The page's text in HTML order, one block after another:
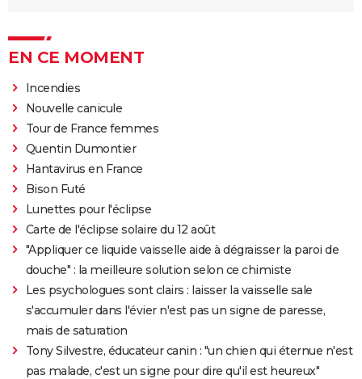
EN CE MOMENT
Incendies
Nouvelle canicule
Tour de France femmes
Quentin Dumontier
Hantavirus en France
Bison Futé
Lunettes pour l'éclipse
Carte de l'éclipse solaire du 12 août
"Appliquer ce liquide vaisselle aide à dégraisser la paroi de
douche" : la meilleure solution selon ce chimiste
Les psychologues sont clairs : laisser la vaisselle sale
s'accumuler dans l'évier n'est pas un signe de paresse,
mais de saturation
Tony Silvestre, éducateur canin : "un chien qui éternue n'est
pas malade, c'est un signe pour dire qu'il est heureux"